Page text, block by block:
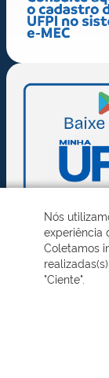
Nós
experiência
Coletamos
"Ciente".